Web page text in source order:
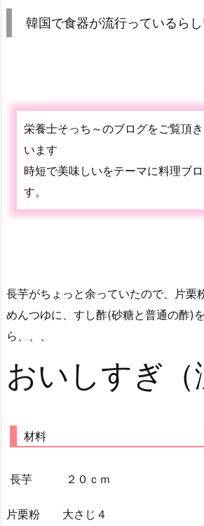
韓国で食器が流行っているら
栄養士そっち～のブログをご覧頂
います
時短で美味しいをテーマに料理ブ
す。
長芋がちょっと余っていたので、片栗
めんつゆに、すし酢(砂糖と普通の酢)
ら、、、
おいしすぎ（
材料
長芋 ２０ｃｍ
片栗粉 大さじ４